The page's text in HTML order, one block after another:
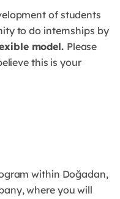
ofstudents
to do internships by
model. Please
this is your
within Doğadan,
where you will